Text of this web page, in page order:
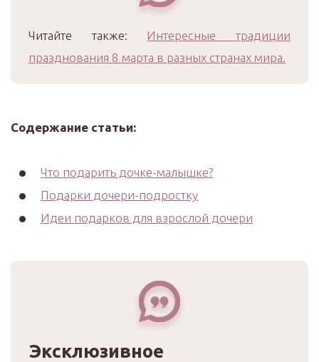
Читайте также: Интересные традиции
празднования 8 марта в разных странах мира.
Содержание статьи:
Что подарить дочке-малышке?
Подарки дочери-подростку
Идеи подарков для взрослой дочери
Эксклюзивное